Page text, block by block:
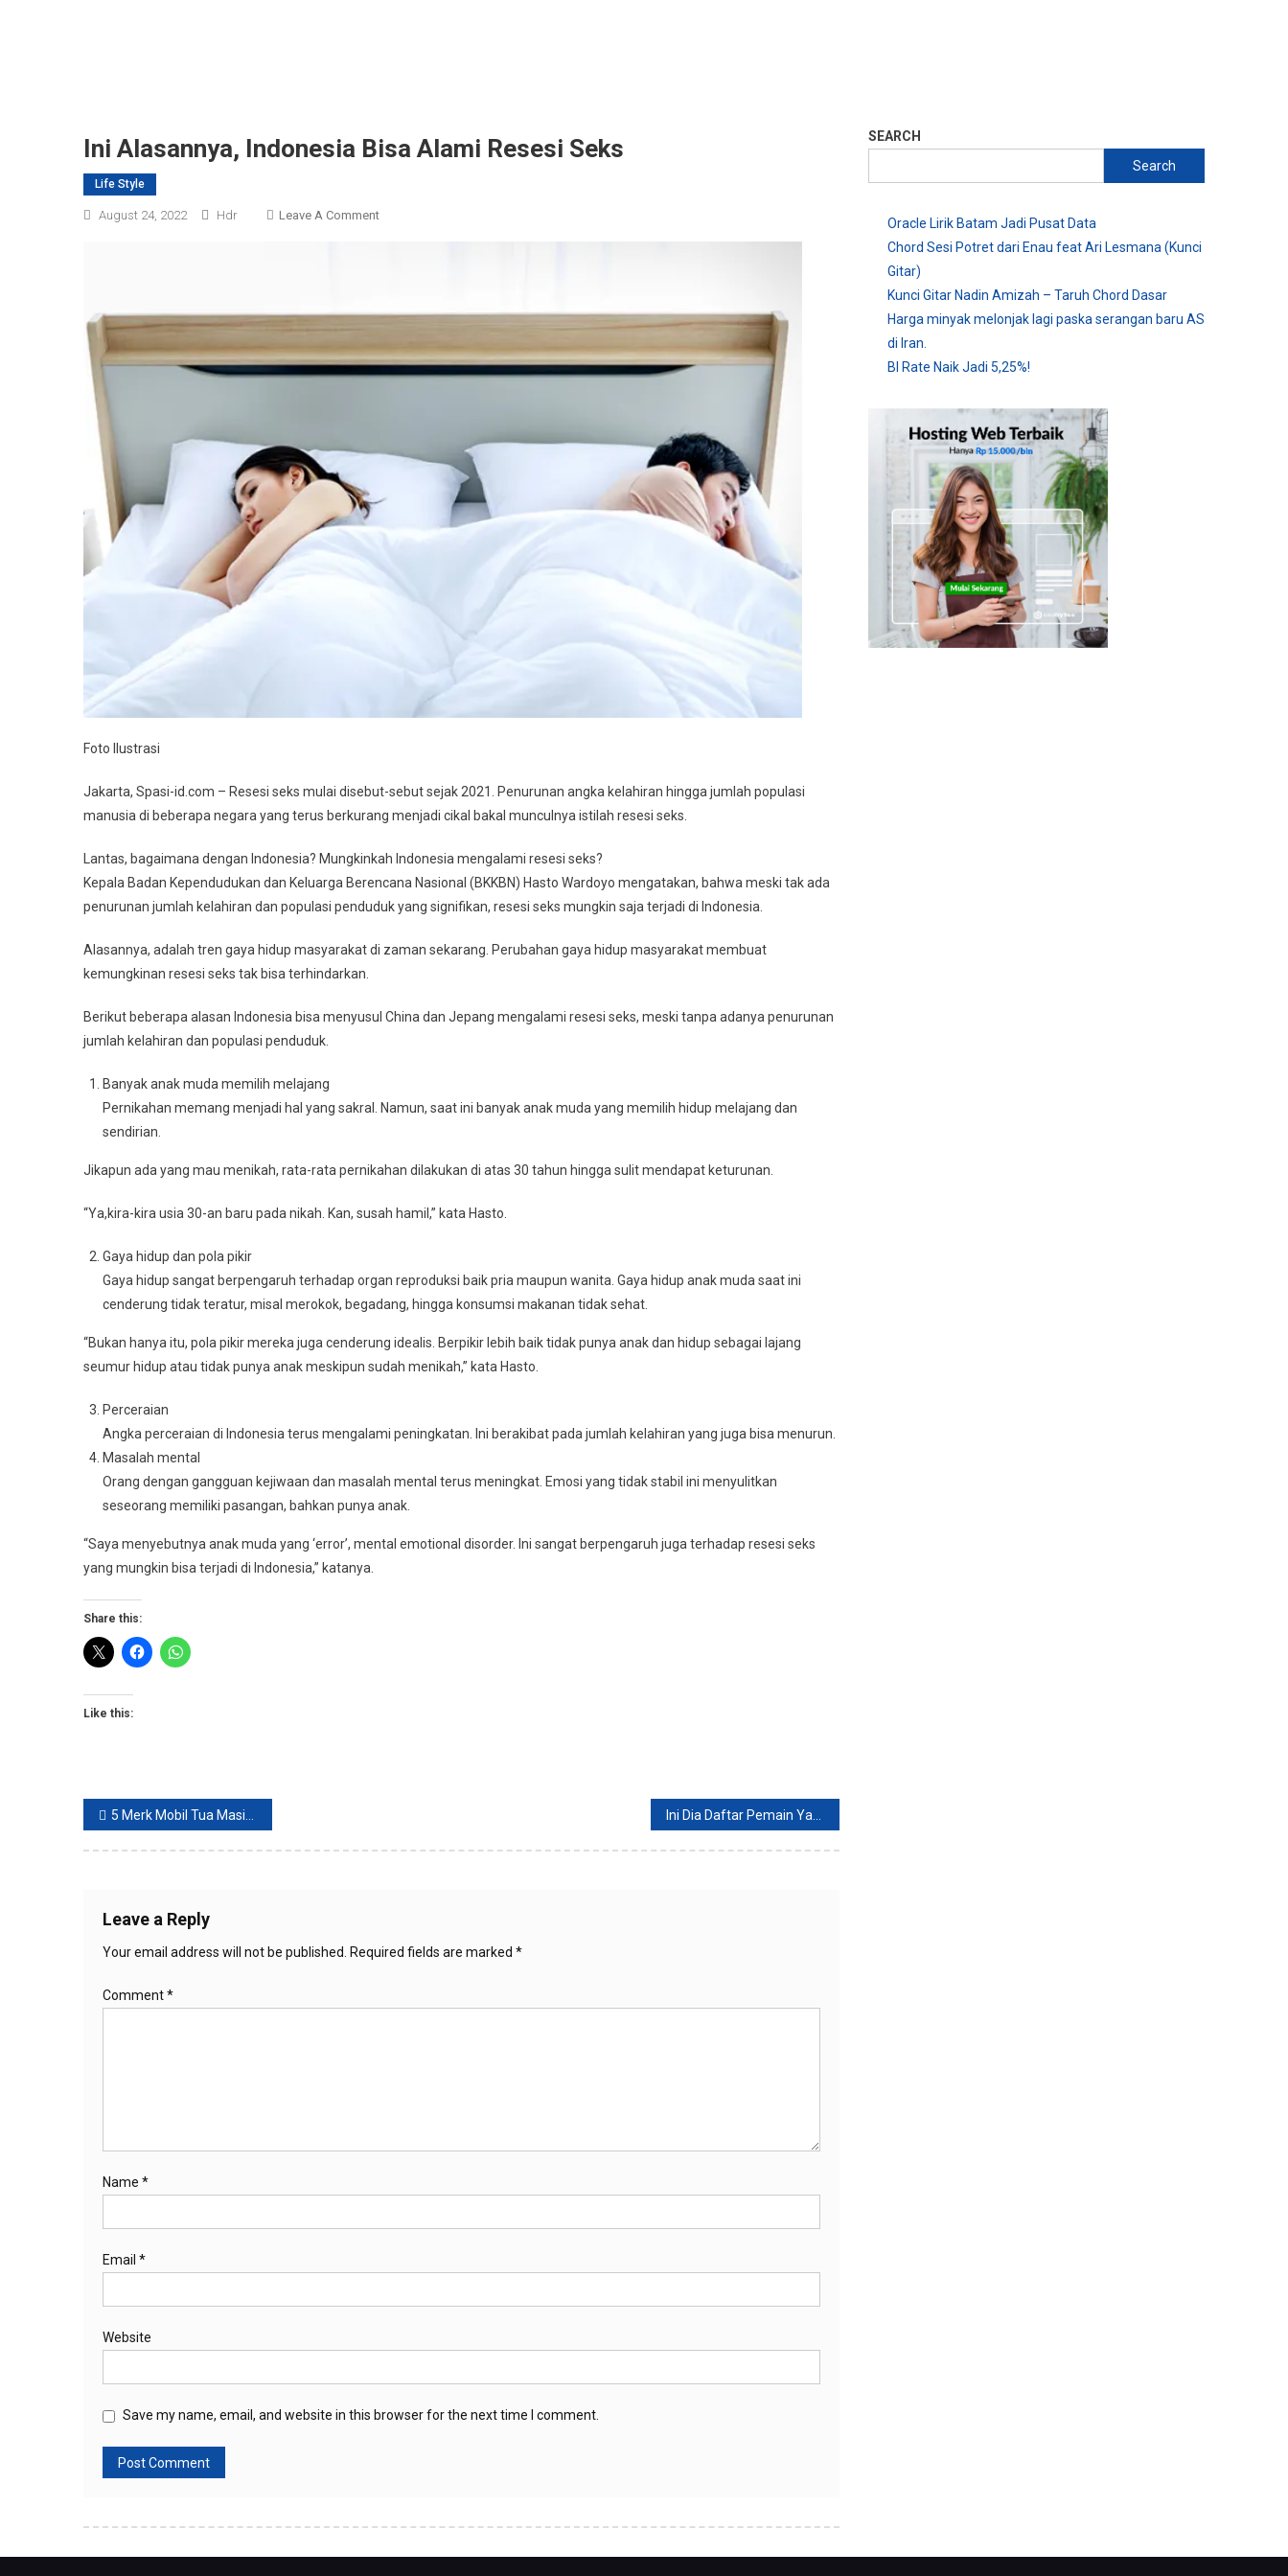
Ini Alasannya, Indonesia Bisa Alami Resesi Seks
Life Style
August 24, 2022 Hdr Leave A CommentOn
Seks
Foto Ilustrasi
Jakarta, Spasi-id.com – Resesi seks mulai disebut-sebut sejak 2021. Penurunan angka kelahiran hingga jumlah populasi
manusia di beberapa negara yang terus berkurang menjadi cikal bakal munculnya istilah resesi seks.
Lantas, bagaimana dengan Indonesia? Mungkinkah Indonesia mengalami resesi seks?
Kepala Badan Kependudukan dan Keluarga Berencana Nasional (BKKBN) Hasto Wardoyo mengatakan, bahwa meski tak ada
penurunan jumlah kelahiran dan populasi penduduk yang signifikan, resesi seks mungkin saja terjadi di Indonesia.
Alasannya, adalah tren gaya hidup masyarakat di zaman sekarang. Perubahan gaya hidup masyarakat membuat
kemungkinan resesi seks tak bisa terhindarkan.
Berikut beberapa alasan Indonesia bisa menyusul China dan Jepang mengalami resesi seks, meski tanpa adanya penurunan
jumlah kelahiran dan populasi penduduk.
Banyak anak muda memilih melajang
Pernikahan memang menjadi hal yang sakral. Namun, saat ini banyak anak muda yang memilih hidup melajang dan
sendirian.
Jikapun ada yang mau menikah, rata-rata pernikahan dilakukan di atas 30 tahun hingga sulit mendapat keturunan.
“Ya,kira-kira usia 30-an baru pada nikah. Kan, susah hamil,” kata Hasto.
Gaya hidup dan pola pikir
Gaya hidup sangat berpengaruh terhadap organ reproduksi baik pria maupun wanita. Gaya hidup anak muda saat ini
cenderung tidak teratur, misal merokok, begadang, hingga konsumsi makanan tidak sehat.
“Bukan hanya itu, pola pikir mereka juga cenderung idealis. Berpikir lebih baik tidak punya anak dan hidup sebagai lajang
seumur hidup atau tidak punya anak meskipun sudah menikah,” kata Hasto.
Perceraian
Angka perceraian di Indonesia terus mengalami peningkatan. Ini berakibat pada jumlah kelahiran yang juga bisa menurun.
Masalah mental
Orang dengan gangguan kejiwaan dan masalah mental terus meningkat. Emosi yang tidak stabil ini menyulitkan
seseorang memiliki pasangan, bahkan punya anak.
“Saya menyebutnya anak muda yang ‘error’, mental emotional disorder. Ini sangat berpengaruh juga terhadap resesi seks
yang mungkin bisa terjadi di Indonesia,” katanya.
Share this:
Like this:
Post
navigation
5 Merk Mobil Tua Masih Diminati, Perawatan Mudah Dan Murah
Leave a Reply
Your email address will not be published. Required fields are marked *
Comment*
Name *
Email *
Website
Save my name, email, and website in this browser for the next time I comment.
SEARCH
Search
Oracle Lirik Batam Jadi Pusat Data
Chord Sesi Potret dari Enau feat Ari Lesmana (Kunci
Gitar)
Kunci Gitar Nadin Amizah – Taruh Chord Dasar
Harga minyak melonjak lagi paska serangan baru AS
di Iran.
BI Rate Naik Jadi 5,25%!